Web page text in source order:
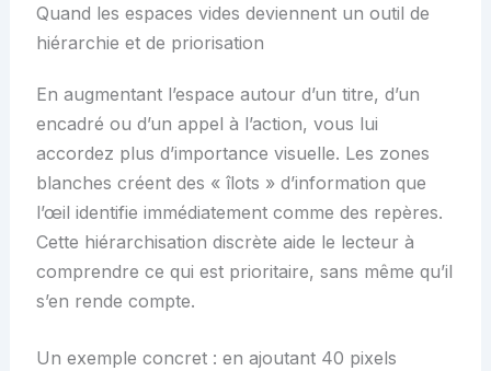
Quand les espaces vides deviennent un outil de
hiérarchie et de priorisation
En augmentant l’espace autour d’un titre, d’un
encadré ou d’un appel à l’action, vous lui
accordez plus d’importance visuelle. Les zones
blanches créent des « îlots » d’information que
l’œil identifie immédiatement comme des repères.
Cette hiérarchisation discrète aide le lecteur à
comprendre ce qui est prioritaire, sans même qu’il
s’en rende compte.
Un exemple concret : en ajoutant 40 pixels